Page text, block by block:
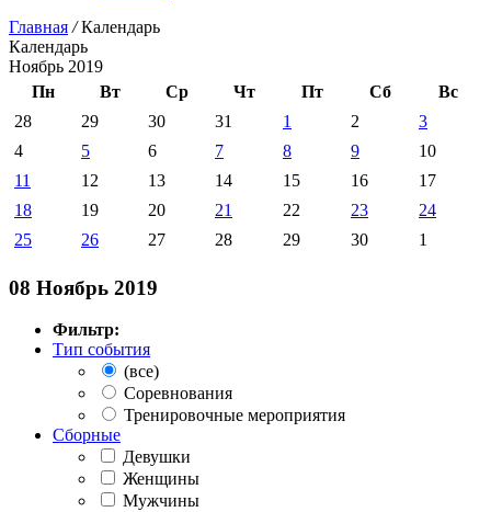
Главная /Календарь
Календарь
Ноябрь 2019
Пн
Вт Ср Чт Пт Сб
Вс
28
29 30 31 1 2
3
4
5 6 7 8 9
10
11
12 13 14 15 16
17
18
19 20 21 22 23
24
25
26 27 28 29 30 1
08 Ноябрь 2019
Фильтр:
Тип события
(все)
Соревнования
Тренировочные мероприятия
Сборные
Девушки
Женщины
Мужчины